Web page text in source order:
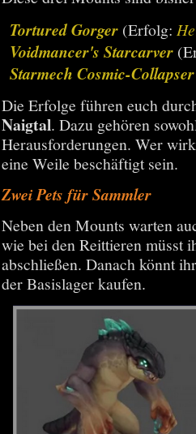
Tortured Gorger(Erfolg:
Voidmancer's Starcarver
Starmech Cosmic-Collapser
Die Erfolge führen euch
Naigtal. Dazu gehören
Herausforderungen. Wer
eine Weile beschäftigt sein.
Zwei Pets für Sammler
Neben den Mounts warten
wie bei den Reittieren müsst
abschließen. Danach könnt
der Basislager kaufen.